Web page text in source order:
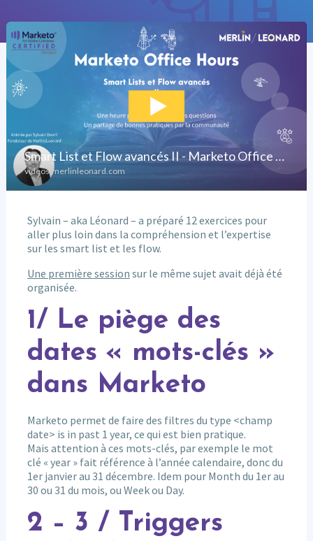
English
Sylvain – aka Léonard – a préparé 12 exercices pour
aller plus loin dans la compréhension et l’expertise
sur les smart list et les flow.
Une première session sur le même sujet avait déjà été
organisée.
1/ Le piège des
dates « mots-clés »
dans Marketo
Marketo permet de faire des filtres du type <champ
date> is in past 1 year, ce qui est bien pratique.
Mais attention à ces mots-clés, par exemple le mot
clé « year » fait référence à l’année calendaire, donc du
1er janvier au 31 décembre. Idem pour Month du 1er au
30 ou 31 du mois, ou Week ou Day.
2 – 3 / Triggers